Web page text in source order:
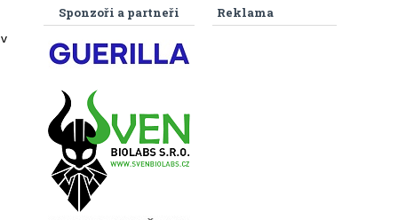
Reklama
Sponzoři a partneři